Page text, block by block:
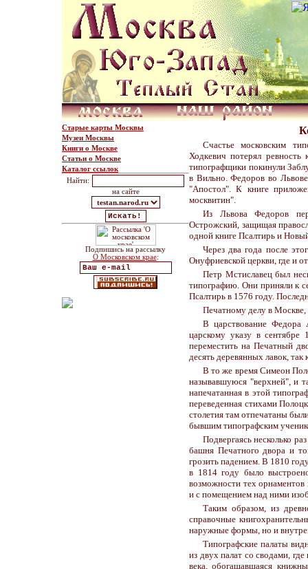
Старые карты Москвы
Музеи Москвы
Книги о Москве
Статьи о Москве
Каталог ссылок
Найти:
на сайте
Подпишись на рассылку
О Московском крае:
Счастье московским
Ходкевич потерял ревность
типографщики покинули
в Вильно. Федоров во
"Апостол". К книге
москвитин".
Из Львова Федоров
Острожский, защищая
одной книге Псалтирь и
Через два года после
Онуфриевской церкви, где и
Петр Мстиславец был
типографию. Они приняли к
Псалтирь в 1576 году.
Печатному делу в
В царствование Федора
царскому указу в
переместить на Печатный
десять деревянных лавок,
В то же время Симеон
называвшуюся "верхней", и
напечатанная в этой
переведенная стихами
столетия там отпечатаны
бывшим типографским
Подвергаясь несколько
башня Печатного двора и
грозить падением. В 1810
в 1814 году было
возможности тех
и с помещением над ними
Таким образом, из
справочные
наружные формы, но и
Типографские палаты
из двух палат со сводами,
века, обогащавшаяся